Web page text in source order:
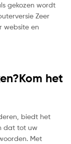
gekozen wordt
Zeer
website en
het
biedt het
dat tot uw
Met